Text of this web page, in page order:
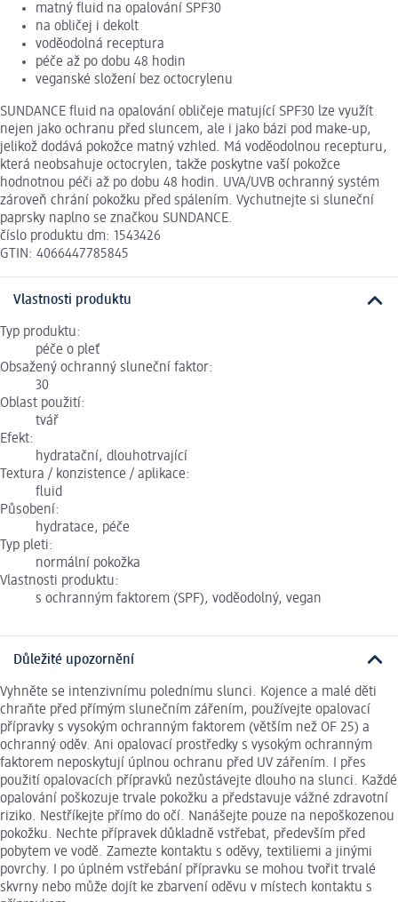
matný fluid na opalování SPF30
na obličej i dekolt
voděodolná receptura
péče až po dobu 48 hodin
veganské složení bez octocrylenu
SUNDANCE fluid na opalování obličeje matující SPF30 lze využít
nejen jako ochranu před sluncem, ale i jako bázi pod make-up,
jelikož dodává pokožce matný vzhled. Má voděodolnou recepturu,
která neobsahuje octocrylen, takže poskytne vaší pokožce
hodnotnou péči až po dobu 48 hodin. UVA/UVB ochranný systém
zároveň chrání pokožku před spálením. Vychutnejte si sluneční
paprsky naplno se značkou SUNDANCE.
číslo produktu dm: 1543426
GTIN: 4066447785845
Vlastnosti produktu
Typ produktu:
péče o pleť
Obsažený ochranný sluneční faktor:
30
Oblast použití:
tvář
Efekt:
hydratační, dlouhotrvající
Textura / konzistence / aplikace:
fluid
Působení:
hydratace, péče
Typ pleti:
normální pokožka
Vlastnosti produktu:
s ochranným faktorem (SPF), voděodolný, vegan
Důležité upozornění
Vyhněte se intenzivnímu polednímu slunci. Kojence a malé děti
chraňte před přímým slunečním zářením, používejte opalovací
přípravky s vysokým ochranným faktorem (větším než OF 25) a
ochranný oděv. Ani opalovací prostředky s vysokým ochranným
faktorem neposkytují úplnou ochranu před UV zářením. I přes
použití opalovacích přípravků nezůstávejte dlouho na slunci. Každé
opalování poškozuje trvale pokožku a představuje vážné zdravotní
riziko. Nestříkejte přímo do očí. Nanášejte pouze na nepoškozenou
pokožku. Nechte přípravek důkladně vstřebat, především před
pobytem ve vodě. Zamezte kontaktu s oděvy, textiliemi a jinými
povrchy. I po úplném vstřebání přípravku se mohou tvořit trvalé
skvrny nebo může dojít ke zbarvení oděvu v místech kontaktu s